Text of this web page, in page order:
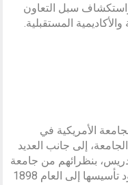
سبل التعاون
المستقبلية.
الأمريكية في
إلى جانب العديد
بنظرائهم من جامعة
بكين، المؤسسة البحثية العريقة التي يعود تأسيسها إلى العام 1898